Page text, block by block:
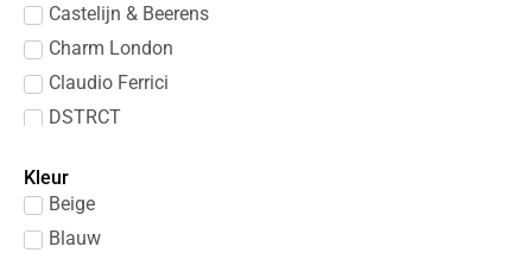
Castelijn & Beerens
Charm London
Claudio Ferrici
DSTRCT
Gigi Fratelli
GUESS
Kleur
Beige
Blauw